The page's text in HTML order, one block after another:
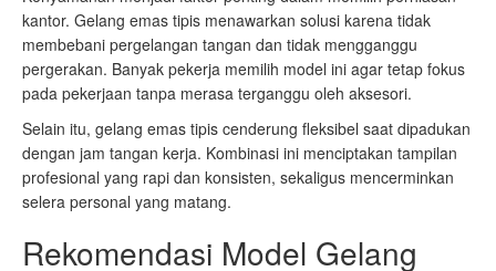
kantor. Gelang emas tipis menawarkan solusi karena tidak
membebani pergelangan tangan dan tidak mengganggu
pergerakan. Banyak pekerja memilih model ini agar tetap fokus
pada pekerjaan tanpa merasa terganggu oleh aksesori.
Selain itu, gelang emas tipis cenderung fleksibel saat dipadukan
dengan jam tangan kerja. Kombinasi ini menciptakan tampilan
profesional yang rapi dan konsisten, sekaligus mencerminkan
selera personal yang matang.
Rekomendasi Model Gelang